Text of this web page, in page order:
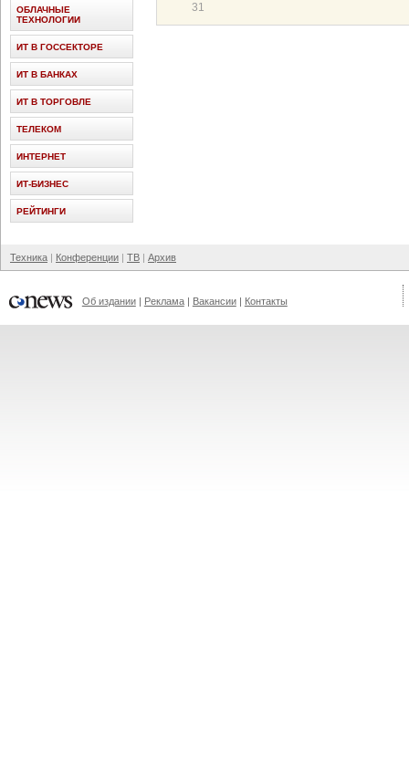
31
ОБЛАЧНЫЕ
ТЕХНОЛОГИИ
ИТ В ГОССЕКТОРЕ
ИТ В БАНКАХ
ИТ В ТОРГОВЛЕ
ТЕЛЕКОМ
ИНТЕРНЕТ
ИТ-БИЗНЕС
РЕЙТИНГИ
Техника Конференции ТВ Архив
Об издании Реклама Вакансии Контакты